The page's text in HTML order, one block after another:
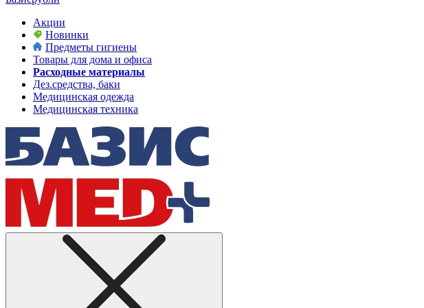
Акции
Новинки
Предметы гигиены
Товары для дома и офиса
Расходные материалы
Дез.средства, баки
Медицинская одежда
Медицинская техника